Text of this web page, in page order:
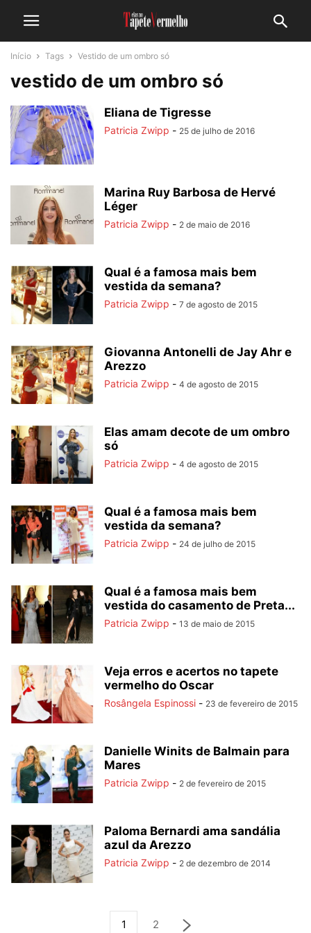
Início Tags Vestido de um ombro só
vestido de um ombro só
Eliana de Tigresse
Patricia Zwipp - 25 de julho de 2016
Marina Ruy Barbosa de Hervé
Léger
Patricia Zwipp - 2 de maio de 2016
Qual é a famosa mais bem
vestida da semana?
Patricia Zwipp - 7 de agosto de 2015
Giovanna Antonelli de Jay Ahr e
Arezzo
Patricia Zwipp - 4 de agosto de 2015
Elas amam decote de um ombro
só
Patricia Zwipp - 4 de agosto de 2015
Qual é a famosa mais bem
vestida da semana?
Patricia Zwipp - 24 de julho de 2015
Qual é a famosa mais bem
vestida do casamento de Preta...
Patricia Zwipp - 13 de maio de 2015
Veja erros e acertos no tapete
vermelho do Oscar
Rosângela Espinossi - 23 de fevereiro de 2015
Danielle Winits de Balmain para
Mares
Patricia Zwipp - 2 de fevereiro de 2015
Paloma Bernardi ama sandália
azul da Arezzo
Patricia Zwipp - 2 de dezembro de 2014
1 2